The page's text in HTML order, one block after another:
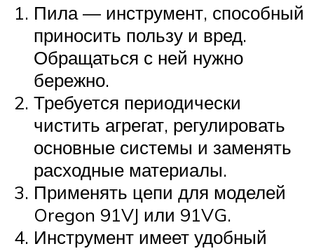
Пила — инструмент, способный
приносить пользу и вред.
Обращаться с ней нужно
бережно.
Требуется периодически
чистить агрегат, регулировать
основные системы и заменять
расходные материалы.
Применять цепи для моделей
Oregon 91VJ или 91VG.
Инструмент имеет удобный